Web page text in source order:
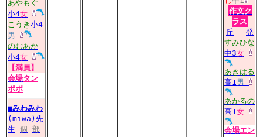
あやもぐ
小4女
こうき 小4
男
のむあか
小4女
【満員】
会場タン
ポポ
■みわみわ
(miwa)先
生 個 部
作文ク
ラス
丘
発
すみひな
中3女
あきはる
高1 男
あかるの
高1 女
会場エン